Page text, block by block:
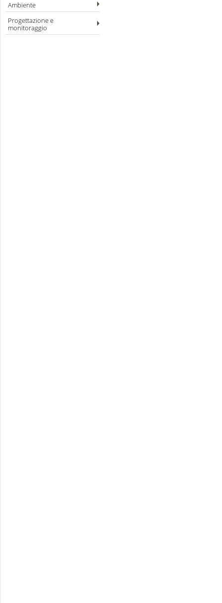
Ambiente
Progettazione e
monitoraggio